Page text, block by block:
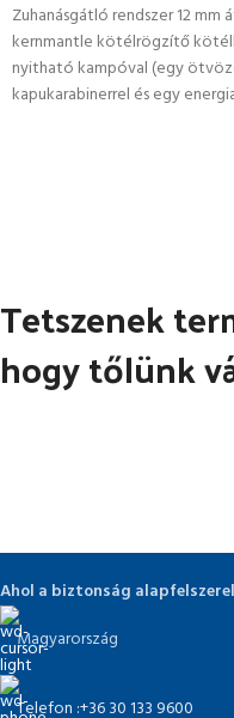
Zuhanásgátló rendszer 12 mm
kernmantle kötélrögzítő
nyitható kampóval (egy
kapukarabinerrel és egy
Tetszenek
hogy tőlünk
Ahol a biztonság
Magyarország
Telefon :+36 30 133 9600